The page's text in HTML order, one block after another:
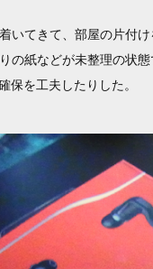
いてきて、部屋の片付
の紙などが未整理の状
保を工夫したりした。